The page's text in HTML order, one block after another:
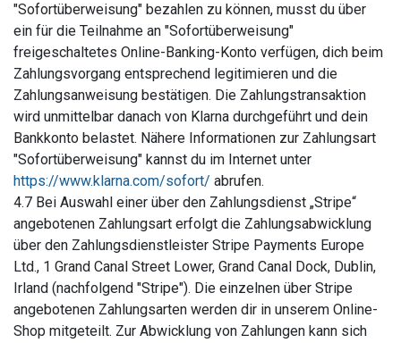
"Sofortüberweisung" bezahlen zu können, musst du über
ein für die Teilnahme an "Sofortüberweisung"
freigeschaltetes Online-Banking-Konto verfügen, dich beim
Zahlungsvorgang entsprechend legitimieren und die
Zahlungsanweisung bestätigen. Die Zahlungstransaktion
wird unmittelbar danach von Klarna durchgeführt und dein
Bankkonto belastet. Nähere Informationen zur Zahlungsart
"Sofortüberweisung" kannst du im Internet unter
https://www.klarna.com/sofort/ abrufen.
4.7 Bei Auswahl einer über den Zahlungsdienst „Stripe“
angebotenen Zahlungsart erfolgt die Zahlungsabwicklung
über den Zahlungsdienstleister Stripe Payments Europe
Ltd., 1 Grand Canal Street Lower, Grand Canal Dock, Dublin,
Irland (nachfolgend "Stripe"). Die einzelnen über Stripe
angebotenen Zahlungsarten werden dir in unserem Online-
Shop mitgeteilt. Zur Abwicklung von Zahlungen kann sich